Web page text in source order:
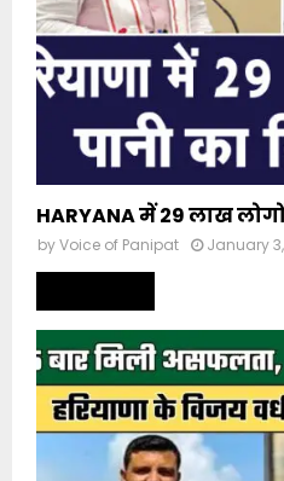
HARYANA में 29 लाख
byVoice of Panipat January